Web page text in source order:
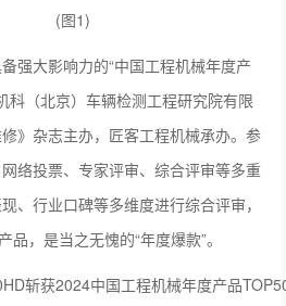
强大影响力的“中国工程机械年度产
科（北京）车辆检测工程研究院有限
》杂志主办，匠客工程机械承办。参
络投票、专家评审、综合评审等多重
、行业口碑等多维度进行综合评审，
品，是当之无愧的“年度爆款”。